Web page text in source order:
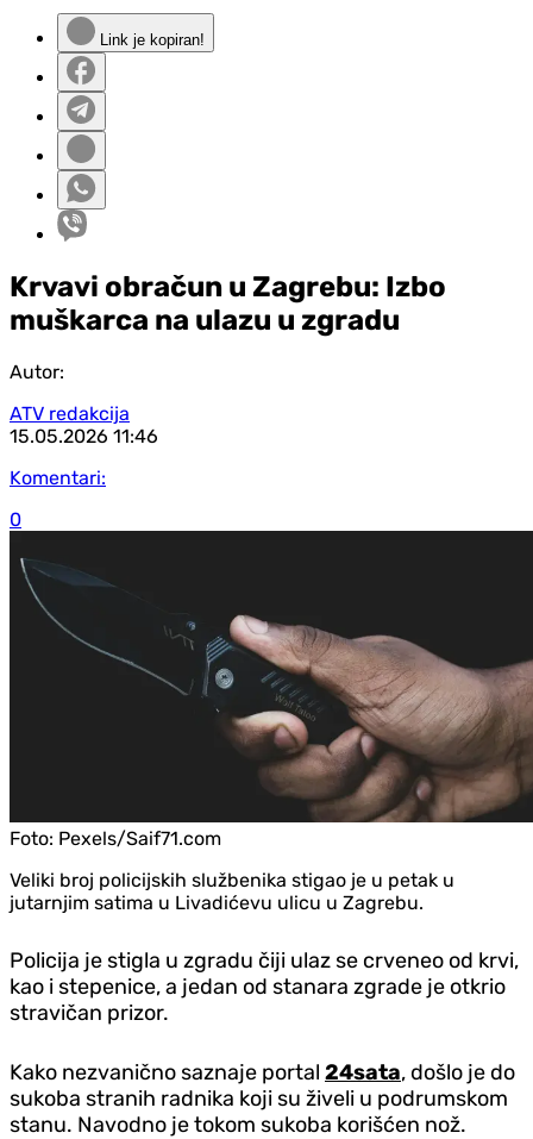
Link je kopiran!
Krvavi obračun u Zagrebu: Izbo
muškarca na ulazu u zgradu
Autor:
ATV redakcija
15.05.2026 11:46
Komentari:
0
Foto: Pexels/Saif71.com
Veliki broj policijskih službenika stigao je u petak u
jutarnjim satima u Livadićevu ulicu u Zagrebu.
Policija je stigla u zgradu čiji ulaz se crveneo od krvi,
kao i stepenice, a jedan od stanara zgrade je otkrio
stravičan prizor.
Kako nezvanično saznaje portal 24sata, došlo je do
sukoba stranih radnika koji su živeli u podrumskom
stanu. Navodno je tokom sukoba korišćen nož.